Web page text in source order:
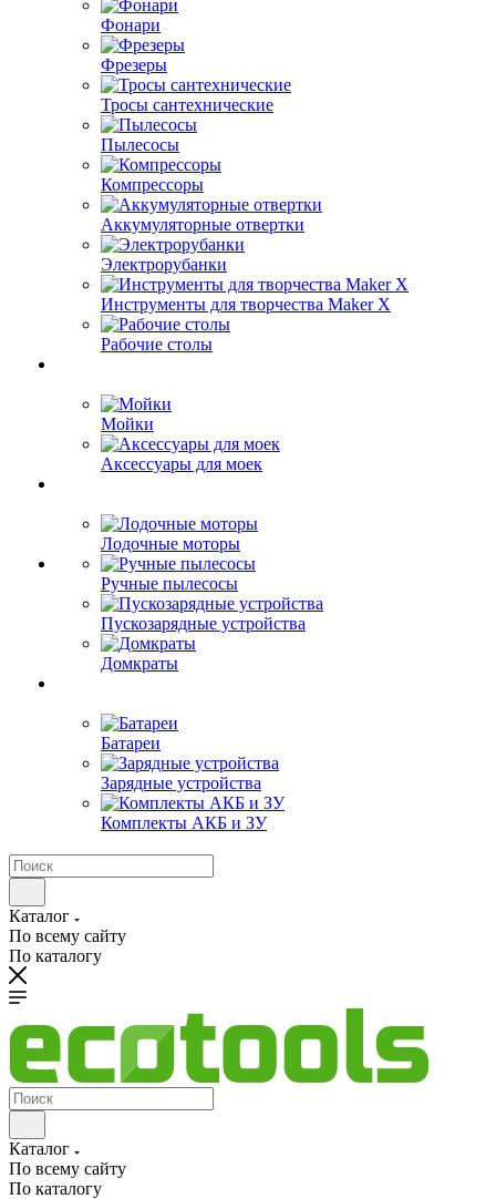
Фонари
Фрезеры
Тросы сантехнические
Пылесосы
Компрессоры
Аккумуляторные отвертки
Электрорубанки
Инструменты для творчества Maker X
Рабочие столы
Мойки
Аксессуары для моек
Лодочные моторы
Ручные пылесосы
Пускозарядные устройства
Домкраты
Батареи
Зарядные устройства
Комплекты АКБ и ЗУ
Каталог
По всему сайту
По каталогу
Каталог
По всему сайту
По каталогу